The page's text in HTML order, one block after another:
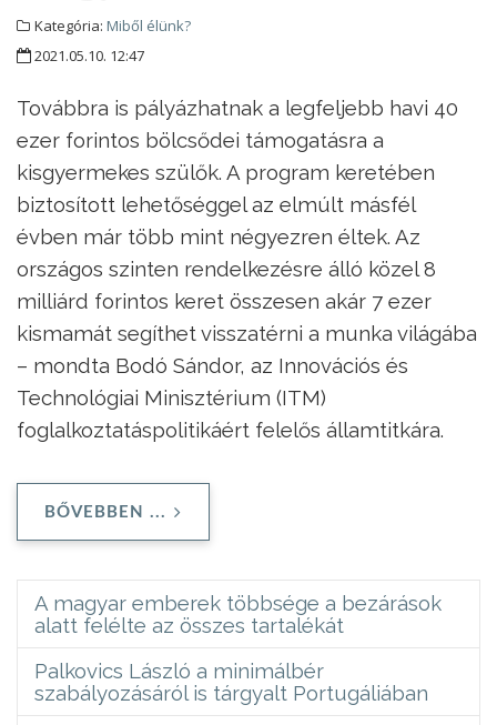
Kategória: Miből élünk?
2021.05.10. 12:47
Továbbra is pályázhatnak a legfeljebb havi 40
ezer forintos bölcsődei támogatásra a
kisgyermekes szülők. A program keretében
biztosított lehetőséggel az elmúlt másfél
évben már több mint négyezren éltek. Az
országos szinten rendelkezésre álló közel 8
milliárd forintos keret összesen akár 7 ezer
kismamát segíthet visszatérni a munka világába
– mondta Bodó Sándor, az Innovációs és
Technológiai Minisztérium (ITM)
foglalkoztatáspolitikáért felelős államtitkára.
BŐVEBBEN ...
A magyar emberek többsége a bezárások
alatt felélte az összes tartalékát
Palkovics László a minimálbér
szabályozásáról is tárgyalt Portugáliában